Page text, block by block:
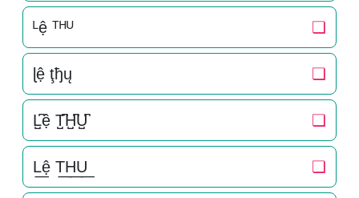
ᴸệ ᵀᴴᵁ ❏
ɭệ ţђų ❏
L̺͆ệ T̺͆H̺͆U̺͆ ❏
L͟ệ T͟H͟U͟ ❏